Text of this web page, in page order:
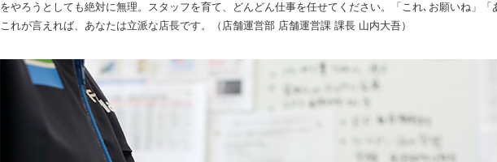
をやろうとしても絶対に無理。スタッフを育て、どんどん仕事を任せてください。「これ､お願いね」
これが言えれば、あなたは立派な店長です。（店舗運営部 店舗運営課 課長 山内大吾）